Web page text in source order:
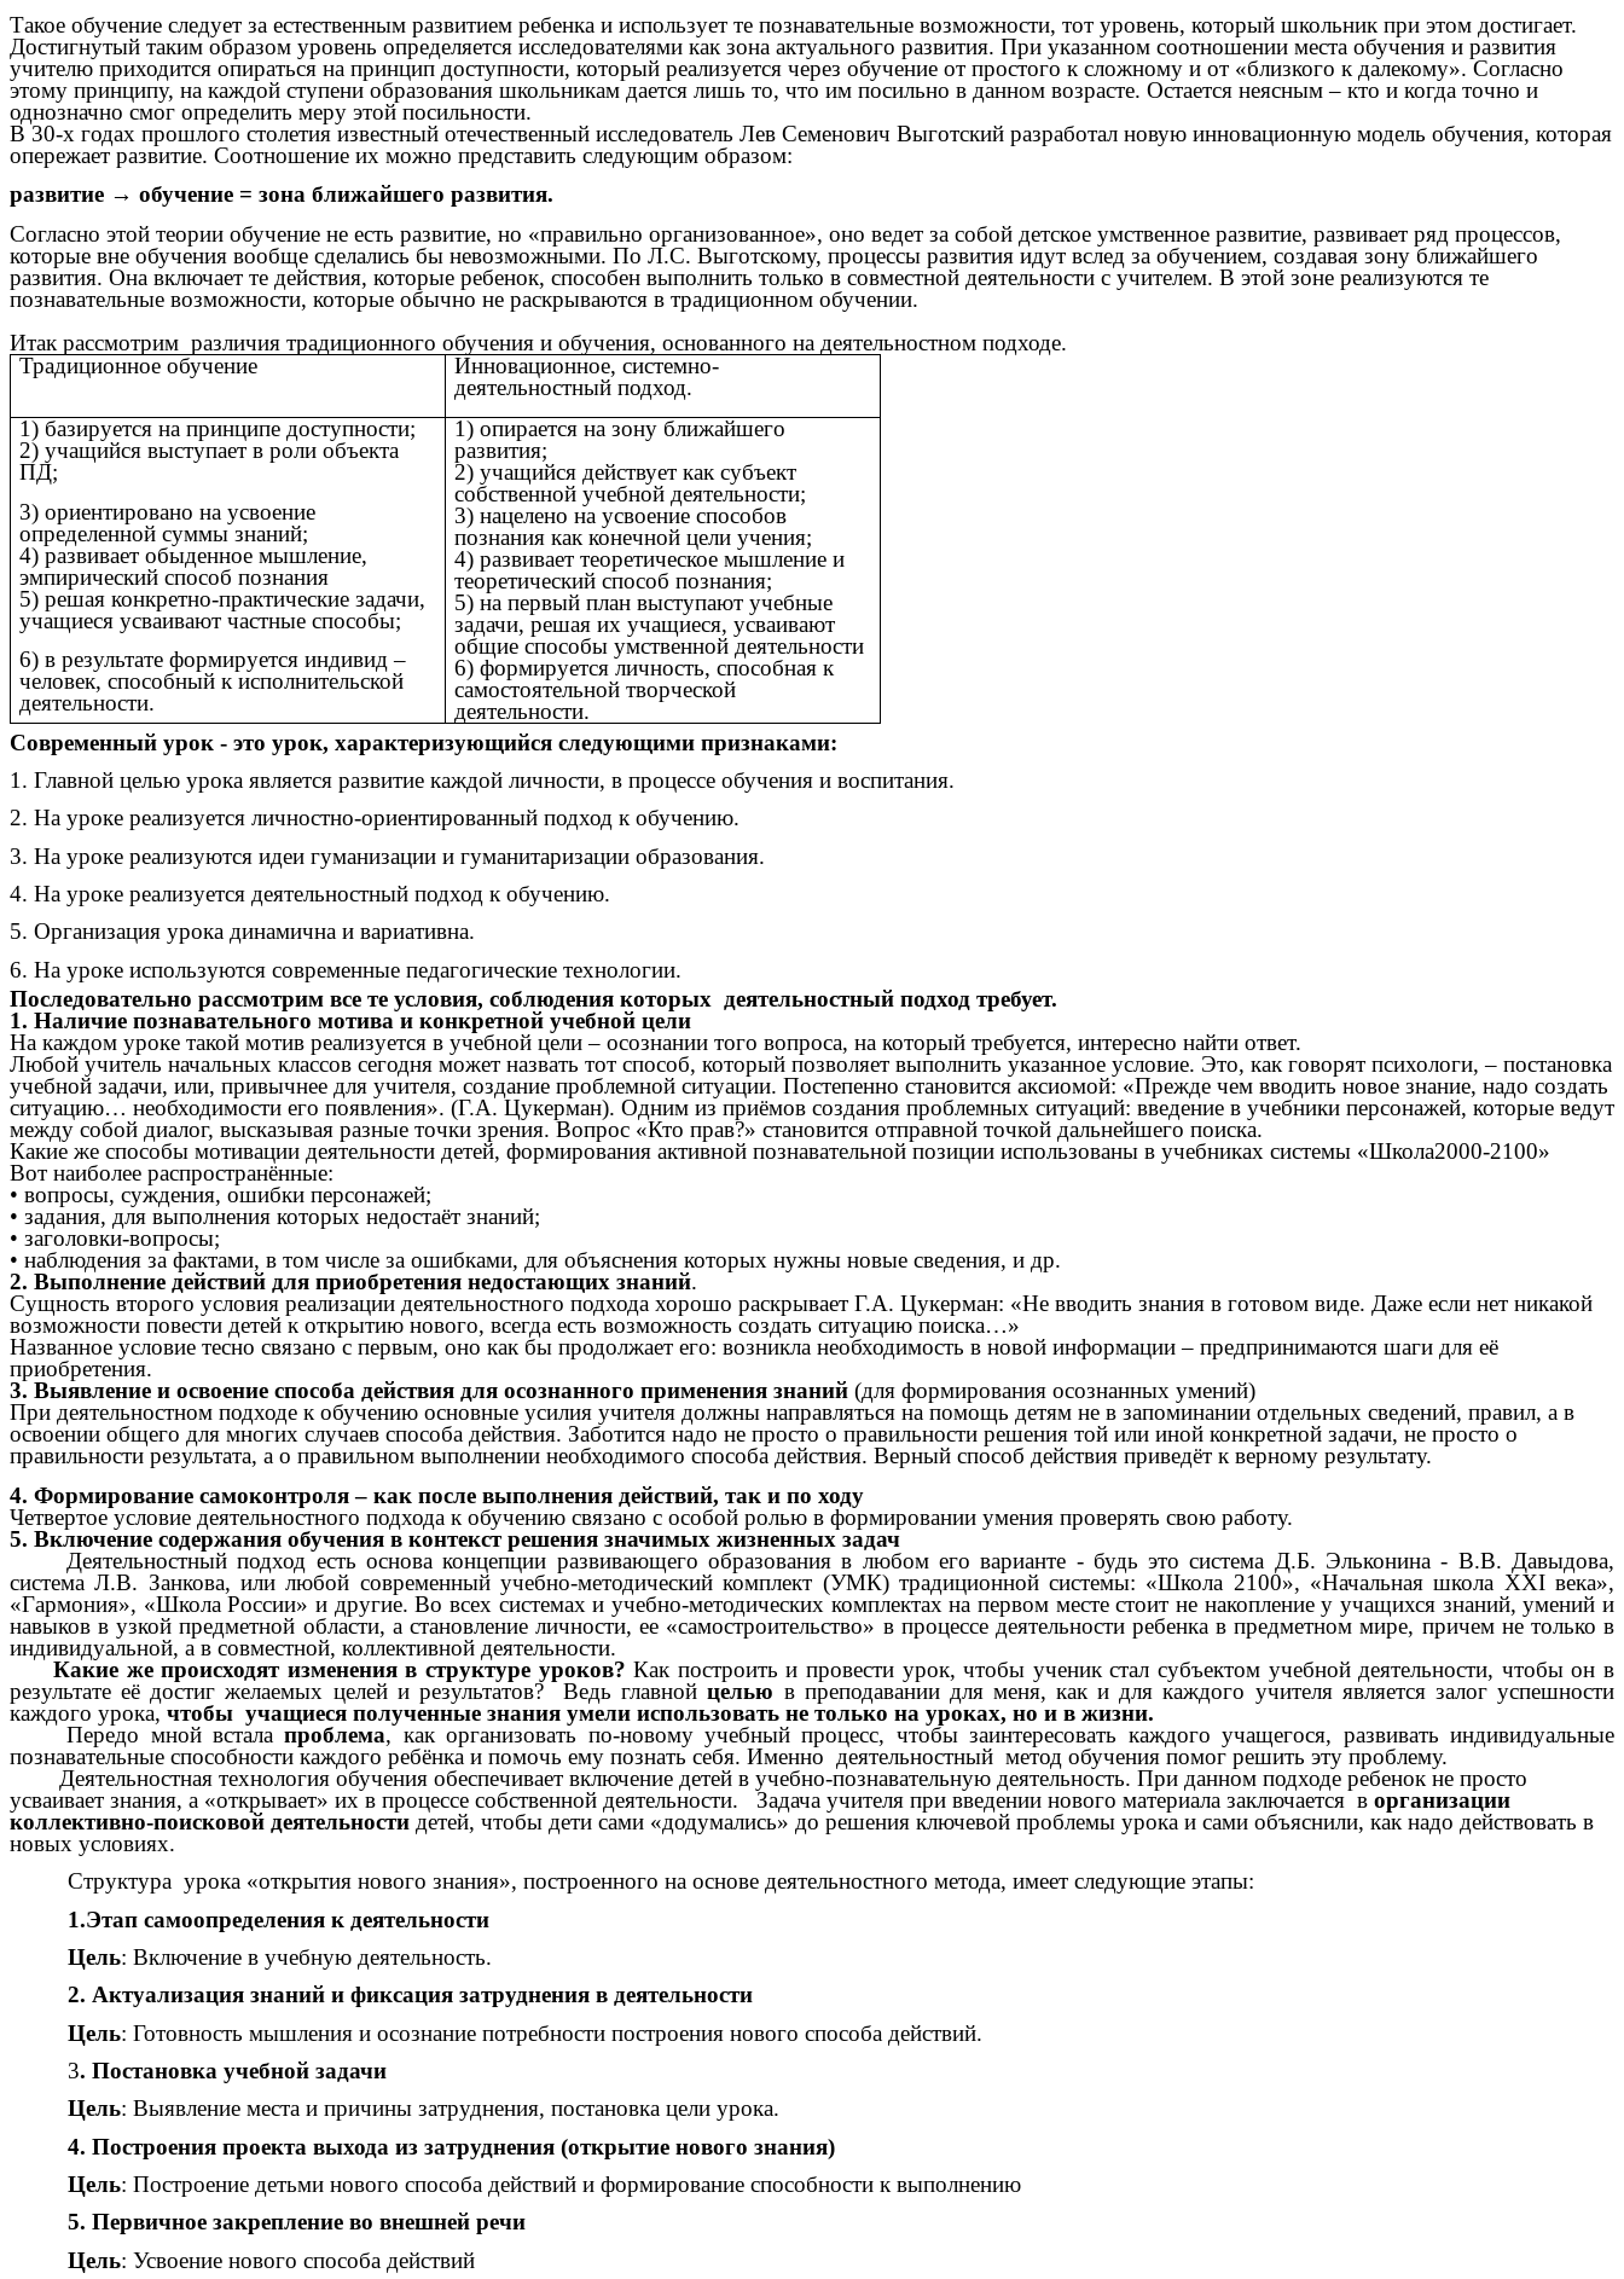
Такое обучение следует за естественным развитием ребенка и использует те познавательные возможности, тот уровень, который школьник при этом достигает.
Достигнутый таким образом уровень определяется исследователями как зона актуального развития. При указанном соотношении места обучения и развития
учителю приходится опираться на принцип доступности, который реализуется через обучение от простого к сложному и от «близкого к далекому». Согласно
этому принципу, на каждой ступени образования школьникам дается лишь то, что им посильно в данном возрасте. Остается неясным – кто и когда точно и
однозначно смог определить меру этой посильности.
В 30-х годах прошлого столетия известный отечественный исследователь Лев Семенович Выготский разработал новую инновационную модель обучения, которая
опережает развитие. Соотношение их можно представить следующим образом:
развитие → обучение = зона ближайшего развития.
Согласно этой теории обучение не есть развитие, но «правильно организованное», оно ведет за собой детское умственное развитие, развивает ряд процессов,
которые вне обучения вообще сделались бы невозможными. По Л.С. Выготскому, процессы развития идут вслед за обучением, создавая зону ближайшего
развития. Она включает те действия, которые ребенок, способен выполнить только в совместной деятельности с учителем. В этой зоне реализуются те
познавательные возможности, которые обычно не раскрываются в традиционном обучении.
Итак рассмотрим различия традиционного обучения и обучения, основанного на деятельностном подходе.
Традиционное обучение
Инновационное, системно-
деятельностный подход.
1) базируется на принципе доступности;
2) учащийся выступает в роли объекта
ПД;
3) ориентировано на усвоение
определенной суммы знаний;
4) развивает обыденное мышление,
эмпирический способ познания
5) решая конкретно-практические задачи,
учащиеся усваивают частные способы;
6) в результате формируется индивид –
человек, способный к исполнительской
деятельности.
1) опирается на зону ближайшего
развития;
2) учащийся действует как субъект
собственной учебной деятельности;
3) нацелено на усвоение способов
познания как конечной цели учения;
4) развивает теоретическое мышление и
теоретический способ познания;
5) на первый план выступают учебные
задачи, решая их учащиеся, усваивают
общие способы умственной деятельности
6) формируется личность, способная к
самостоятельной творческой
деятельности.
Современный урок - это урок, характеризующийся следующими признаками:
1. Главной целью урока является развитие каждой личности, в процессе обучения и воспитания.
2. На уроке реализуется личностно-ориентированный подход к обучению.
3. На уроке реализуются идеи гуманизации и гуманитаризации образования.
4. На уроке реализуется деятельностный подход к обучению.
5. Организация урока динамична и вариативна.
6. На уроке используются современные педагогические технологии.
Последовательно рассмотрим все те условия, соблюдения которых деятельностный подход требует.
1. Наличие познавательного мотива и конкретной учебной цели
На каждом уроке такой мотив реализуется в учебной цели – осознании того вопроса, на который требуется, интересно найти ответ.
Любой учитель начальных классов сегодня может назвать тот способ, который позволяет выполнить указанное условие. Это, как говорят психологи, – постановка
учебной задачи, или, привычнее для учителя, создание проблемной ситуации. Постепенно становится аксиомой: «Прежде чем вводить новое знание, надо создать
ситуацию… необходимости его появления». (Г.А. Цукерман). Одним из приёмов создания проблемных ситуаций: введение в учебники персонажей, которые ведут
между собой диалог, высказывая разные точки зрения. Вопрос «Кто прав?» становится отправной точкой дальнейшего поиска.
Какие же способы мотивации деятельности детей, формирования активной познавательной позиции использованы в учебниках системы «Школа2000-2100»
Вот наиболее распространённые:
• вопросы, суждения, ошибки персонажей;
• задания, для выполнения которых недостаёт знаний;
• заголовки-вопросы;
• наблюдения за фактами, в том числе за ошибками, для объяснения которых нужны новые сведения, и др.
2. Выполнение действий для приобретения недостающих знаний.
Сущность второго условия реализации деятельностного подхода хорошо раскрывает Г.А. Цукерман: «Не вводить знания в готовом виде. Даже если нет никакой
возможности повести детей к открытию нового, всегда есть возможность создать ситуацию поиска…»
Названное условие тесно связано с первым, оно как бы продолжает его: возникла необходимость в новой информации – предпринимаются шаги для её
приобретения.
3. Выявление и освоение способа действия для осознанного применения знаний (для формирования осознанных умений)
При деятельностном подходе к обучению основные усилия учителя должны направляться на помощь детям не в запоминании отдельных сведений, правил, а в
освоении общего для многих случаев способа действия. Заботится надо не просто о правильности решения той или иной конкретной задачи, не просто о
правильности результата, а о правильном выполнении необходимого способа действия. Верный способ действия приведёт к верному результату.
4. Формирование самоконтроля – как после выполнения действий, так и по ходу
Четвертое условие деятельностного подхода к обучению связано с особой ролью в формировании умения проверять свою работу.
5. Включение содержания обучения в контекст решения значимых жизненных задач
Деятельностный подход есть основа концепции развивающего образования в любом его варианте - будь это система Д.Б. Эльконина - В.В. Давыдова,
система Л.В. Занкова, или любой современный учебно-методический комплект (УМК) традиционной системы: «Школа 2100», «Начальная школа ХХI века»,
«Гармония», «Школа России» и другие. Во всех системах и учебно-методических комплектах на первом месте стоит не накопление у учащихся знаний, умений и
навыков в узкой предметной области, а становление личности, ее «самостроительство» в процессе деятельности ребенка в предметном мире, причем не только в
индивидуальной, а в совместной, коллективной деятельности.
Какие же происходят изменения в структуре уроков? Как построить и провести урок, чтобы ученик стал субъектом учебной деятельности, чтобы он в
результате её достиг желаемых целей и результатов?
Ведь главнойцелью в преподавании для меня, как и для каждого учителя является залог успешности
каждого урока, чтобы учащиеся полученные знания умели использовать не только на уроках, но и в жизни.
Передо мной всталапроблема, как организовать по-новому учебный процесс, чтобы заинтересовать каждого учащегося, развивать индивидуальные
познавательные способности каждого ребёнка и помочь ему познать себя. Именно деятельностный метод обучения помог решить эту проблему.
Деятельностная технология обучения обеспечивает включение детей в учебно-познавательную деятельность. При данном подходе ребенок не просто
усваивает знания, а «открывает» их в процессе собственной деятельности. Задача учителя при введении нового материала заключается в организации
коллективно-поисковой деятельности детей, чтобы дети сами «додумались» до решения ключевой проблемы урока и сами объяснили, как надо действовать в
новых условиях.
Структура урока «открытия нового знания», построенного на основе деятельностного метода, имеет следующие этапы:
1.Этап самоопределения к деятельности
Цель: Включение в учебную деятельность.
2. Актуализация знаний и фиксация затруднения в деятельности
Цель: Готовность мышления и осознание потребности построения нового способа действий.
3. Постановка учебной задачи
Цель: Выявление места и причины затруднения, постановка цели урока.
4. Построения проекта выхода из затруднения (открытие нового знания)
Цель: Построение детьми нового способа действий и формирование способности к выполнению
5. Первичное закрепление во внешней речи
Цель: Усвоение нового способа действий